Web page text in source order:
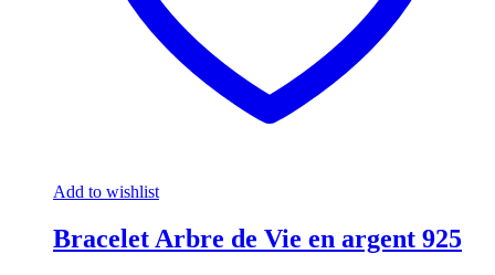
Add to wishlist
Bracelet Arbre de Vie en argent 925